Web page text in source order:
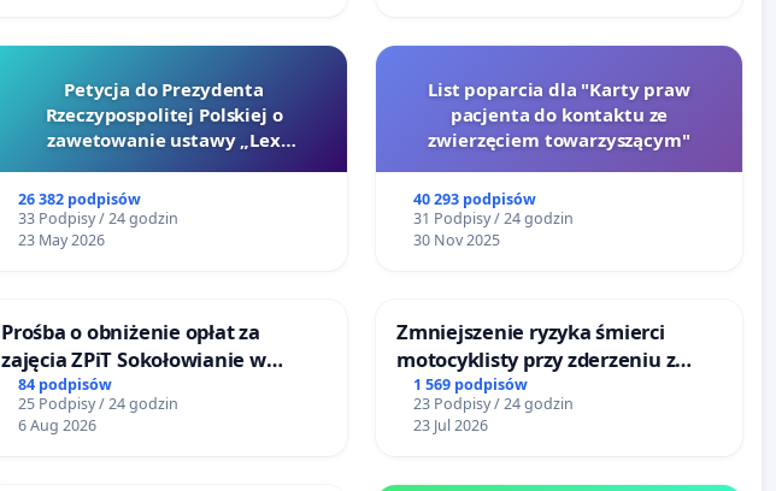
Petycja do Prezydenta
Rzeczypospolitej Polskiej o
zawetowanie ustawy „Lex
26 382 podpisów
33 Podpisy / 24 godzin
23 May 2026
List poparcia dla "Karty praw
pacjenta do kontaktu ze
zwierzęciem towarzyszącym"
40 293 podpisów
31 Podpisy / 24 godzin
30 Nov 2025
Prośba o obniżenie opłat za
zajęcia ZPiT Sokołowianie w
Sokołowskim Ośrodku Kultury
84 podpisów
25 Podpisy / 24 godzin
6 Aug 2026
Zmniejszenie ryzyka śmierci
motocyklisty przy zderzeniu z
barierą energochłonną
1 569 podpisów
23 Podpisy / 24 godzin
23 Jul 2026